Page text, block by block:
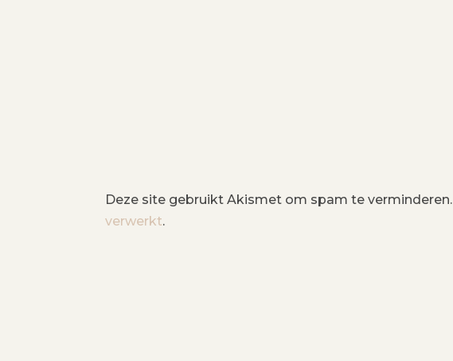
Deze site gebruikt Akismet om spam te verminderen.
verwerkt.